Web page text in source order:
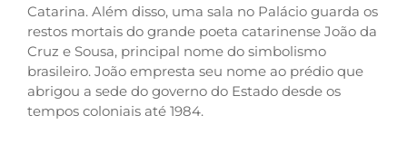
Catarina. Além disso, uma sala no Palácio guarda os
restos mortais do grande poeta catarinense João da
Cruz e Sousa, principal nome do simbolismo
brasileiro. João empresta seu nome ao prédio que
abrigou a sede do governo do Estado desde os
tempos coloniais até 1984.